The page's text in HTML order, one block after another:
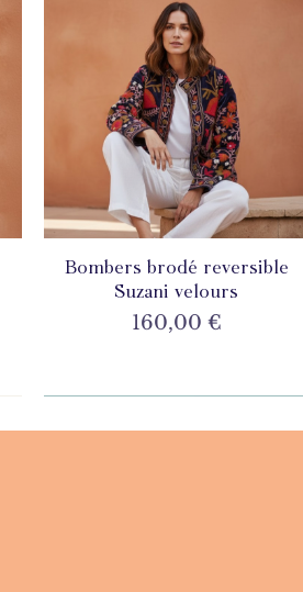
Aperçu rapide
Bombers brodé reversible
Suzani velours
Prix
160,00 €